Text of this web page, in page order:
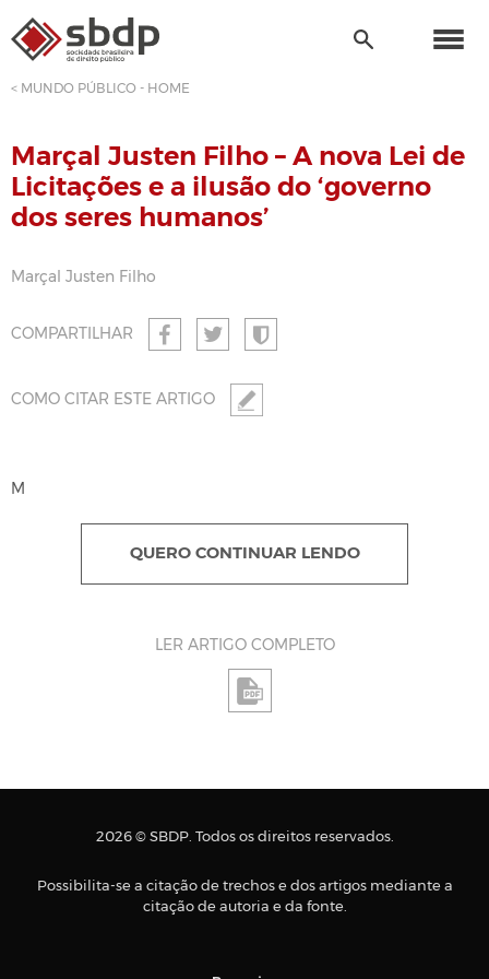
< MUNDO PÚBLICO - HOME
Marçal Justen Filho – A nova Lei de
Licitações e a ilusão do ‘governo
dos seres humanos’
COMPARTILHAR
Marçal Justen Filho
M
QUERO CONTINUAR LENDO
LER ARTIGO COMPLETO
COMO CITAR ESTE ARTIGO
2026 © SBDP. Todos os direitos reservados.
Possibilita-se a citação de trechos e dos artigos mediante a
citação de autoria e da fonte.